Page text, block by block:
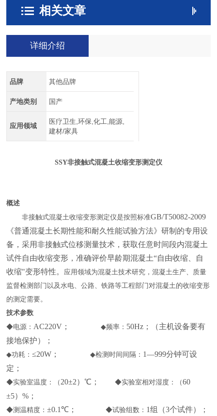
相关文章
详细介绍
品牌 其他品牌
产地类别 国产
应用领域
医疗卫生,环保,化工,能源,
建材/家具
SSY非接触式混凝土收缩变形测定仪
概述
非接触式混凝土收缩变形测定仪是按照标准GB/T50082-2009
《普通混凝土长期性能和耐久性能试验方法》研制的专用设
备，采用非接触式位移测量技术，获取任意时间段内混凝土
试件自由收缩变形，准确评价早龄期混凝土“自由收缩、自
收缩"变形特性。
应用领域为混凝土技术研究，混凝土生产、质量
监督检测部门以及水电、公路、铁路等工程部门对混凝土的收缩变形
的测定需要。
技术参数
◆电源：AC220V；◆频率： 50Hz；（主机设备要有
接地保护）；
◆功耗：≤20W；◆检测时间间隔： 1—999分钟可设
定；
◆实验室温度：（20±2）℃；◆实验室相对湿度：（60
±5）%；
◆测温精度：±0.1℃；◆试验组数： 1组（3个试件）；